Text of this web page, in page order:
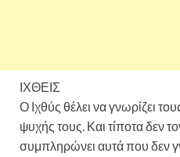
ΙΧΘΕΙΣ
Ο Ιχθύς θέλει να γνωρίζει
ψυχής τους. Και τίποτα δεν
συμπληρώνει αυτά που δεν